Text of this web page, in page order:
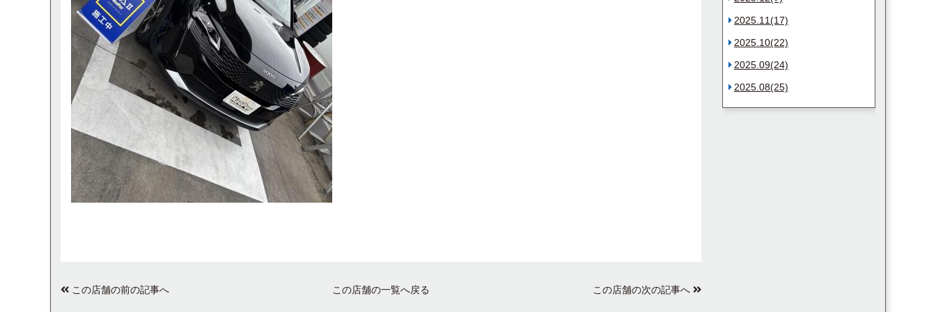
この店舗の前の記事へ この店舗の一覧へ戻る この店舗の次の記事へ
2025.11(17)
2025.10(22)
2025.09(24)
2025.08(25)